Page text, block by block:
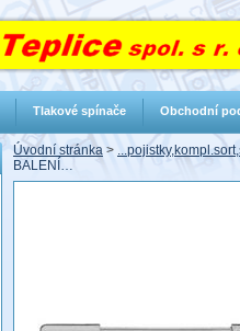
Úvodní stránka >
BALENÍ…
Tlakové spínače Obchodní